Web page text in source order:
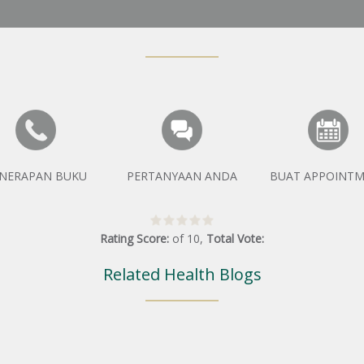
BUKU PERTANYAAN ANDA BUAT
Rating Score: of 10, Total Vote:
Related Health Blogs